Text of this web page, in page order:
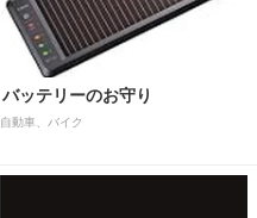
バッテリーのお守り
自動車、バイク